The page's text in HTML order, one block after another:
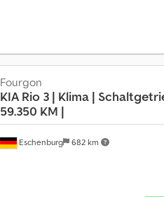
Eschenburg 682 km
Fourgon
KIA Rio 3 | Klima |
59.350 KM |